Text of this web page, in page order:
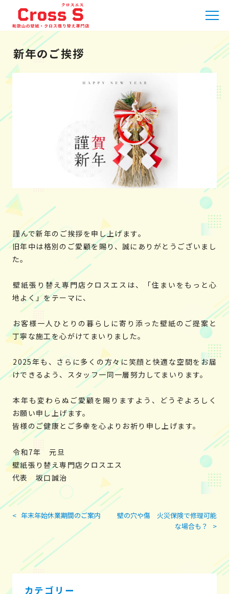
HOME»ニュース»新年のご挨拶
新年のご挨拶
謹んで新年のご挨拶を申し上げます。
旧年中は格別のご愛顧を賜り、誠にありがとうございまし
た。
壁紙張り替え専門店クロスエスは、「住まいをもっと心
地よく」をテーマに、
お客様一人ひとりの暮らしに寄り添った壁紙のご提案と
丁寧な施工を心がけてまいりました。
2025年も、さらに多くの方々に笑顔と快適な空間をお届
けできるよう、スタッフ一同一層努力してまいります。
本年も変わらぬご愛顧を賜りますよう、どうぞよろしく
お願い申し上げます。
皆様のご健康とご多幸を心よりお祈り申し上げます。
令和7年 元旦
壁紙張り替え専門店クロスエス
代表 坂口誠治
投
ビ
ゲ
ー
< 年末年始休業期間のご案内
壁の穴や傷 火災保険で修理可能
な場合も？
>
カテゴリー